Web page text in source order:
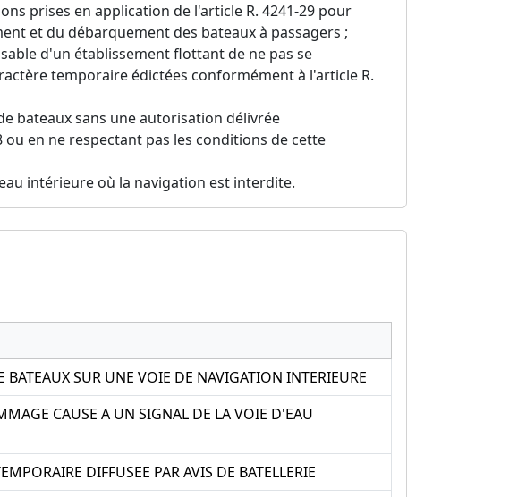
prises en application de l'article R. 4241-29 pour
et du débarquement des bateaux à passagers ;
d'un établissement flottant de ne pas se
temporaire édictées conformément à l'article R.
bateaux sans une autorisation délivrée
en ne respectant pas les conditions de cette
intérieure où la navigation est interdite.
SUR UNE VOIE DE NAVIGATION INTERIEURE
CAUSE A UN SIGNAL DE LA VOIE D'EAU
DIFFUSEE PAR AVIS DE BATELLERIE